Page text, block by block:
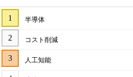
半導体
コスト削減
人工知能